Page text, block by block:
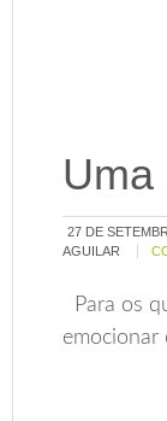
Uma
27 DE
AGUILAR
Para os
emocionar